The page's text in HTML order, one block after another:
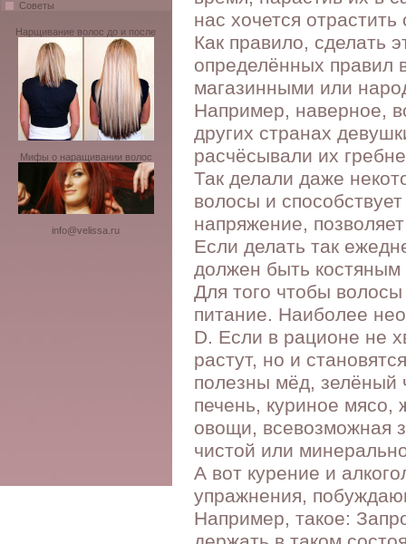
Советы
Нарщивание волос до и после
Мифы о наращивании волос
info@velissa.ru
нас хочется
Как правило, сделать
определённых правил
магазинными или
Например, наверное,
других странах
расчёсывали их
Так делали даже
волосы и
напряжение,
Если делать так
должен быть
Для того чтобы
питание. Наиболее
D. Если в рационе не
растут, но и
полезны мёд, зелёный
печень, куриное мясо,
овощи, всевозможная
чистой или
А вот курение и
упражнения,
Например, такое: